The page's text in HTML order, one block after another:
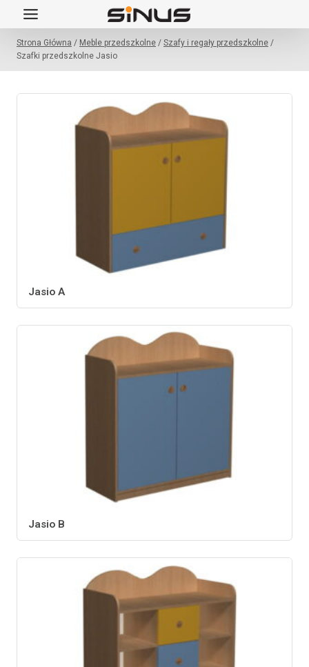
Przejdź
do
treściStrona Główna / Meble przedszkolne / Szafy i regały przedszkolne /
Szafki przedszkolne Jasio
Jasio A
Jasio B